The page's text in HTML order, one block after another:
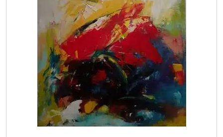
Augusto
Bianchet
Riccardo
Boesso
Ivana